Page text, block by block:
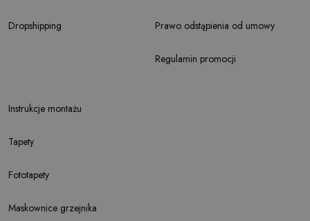
Dropshipping
Instrukcje montażu
Tapety
Fototapety
Maskownice grzejnika
Prawo odstąpienia od umowy
Regulamin promocji